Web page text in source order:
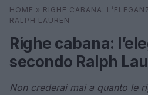
Cerca
HOME » RIGHE CABANA:
RALPH LAUREN
Righe cabana:
secondo Ralph
Non crederai mai a quanto le